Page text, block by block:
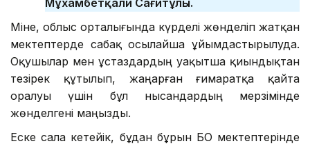
Міне, облыс орталығында күрделі жөнделіп жатқан
мектептерде сабақ осылайша ұйымдастырылуда.
Оқушылар мен ұстаздардың уақытша қиындықтан
тезірек құтылып, жаңарған ғимаратқа қайта
оралуы үшін бұл нысандардың мерзімінде
жөнделгені маңызды.
Еске сала кетейік, бұдан бұрын БҚО мектептерінде